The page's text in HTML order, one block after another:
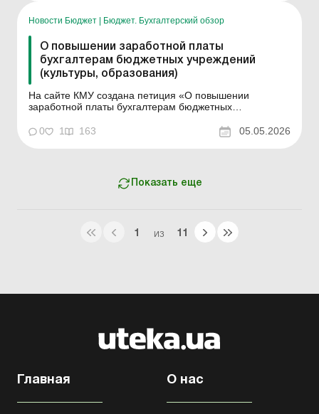
Новости Бюджет | Бюджет. Бухгалтерский обзор
О повышении заработной платы
бухгалтерам бюджетных учреждений
(культуры, образования)
На сайте КМУ создана петиция «О повышении
заработной платы бухгалтерам бюджетных
представители власти! Мы, граждане Украины,
обращаемся к вам с просьбой пересмотреть уровень
0 1 163 05.05.2026
Показать еще
1 ИЗ 11
Главная О нас